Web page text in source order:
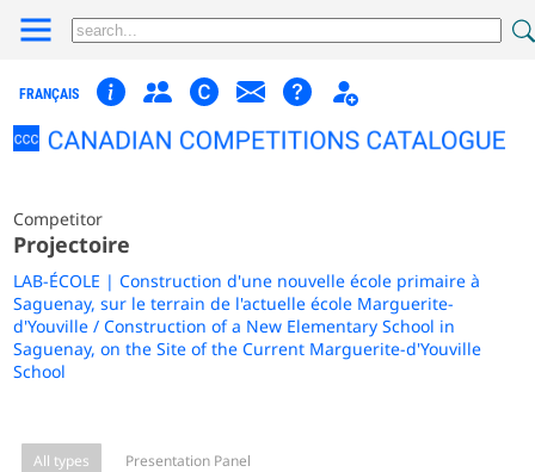
FRANÇAIS
Competitor
Projectoire
LAB-ÉCOLE | Construction d'une nouvelle école primaire à
Saguenay, sur le terrain de l'actuelle école Marguerite-
d'Youville / Construction of a New Elementary School in
Saguenay, on the Site of the Current Marguerite-d'Youville
School
All types Presentation Panel